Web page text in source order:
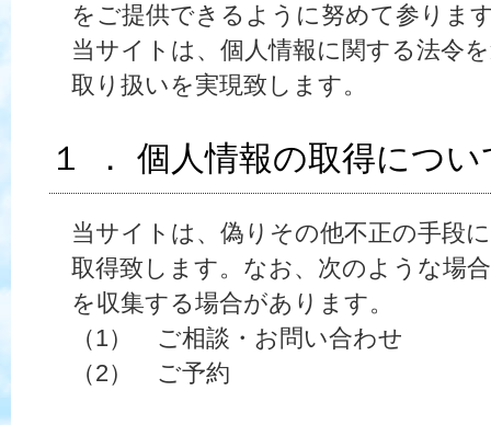
をご提供できるように努めて参りま
当サイトは、個人情報に関する法令
取り扱いを実現致します。
１ ． 個人情報の取得につい
当サイトは、偽りその他不正の手段
取得致します。なお、次のような場
を収集する場合があります。
（1） ご相談・お問い合わせ
（2） ご予約